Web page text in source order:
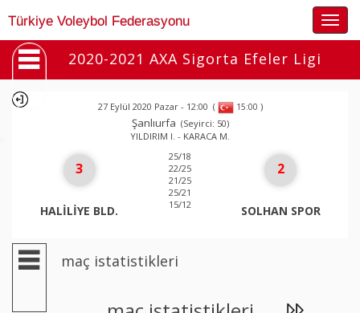
Türkiye Voleybol Federasyonu
2020-2021 AXA Sigorta Efeler Ligi
27 Eylül 2020 Pazar - 12:00 ( 15:00 )
Şanlıurfa (Seyirci: 50)
YILDIRIM I. - KARACA M.
3
HALİLİYE BLD.
25/18
22/25
21/25
25/21
15/12
2
SOLHAN SPOR
maç istatistikleri